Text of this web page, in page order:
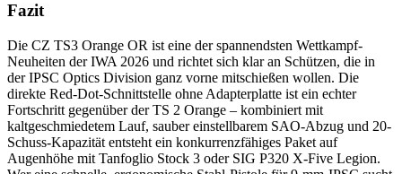
Fazit
Die CZ TS3 Orange OR ist eine der spannendsten Wettkampf-
Neuheiten der IWA 2026 und richtet sich klar an Schützen, die in
der IPSC Optics Division ganz vorne mitschießen wollen. Die
direkte Red-Dot-Schnittstelle ohne Adapterplatte ist ein echter
Fortschritt gegenüber der TS 2 Orange – kombiniert mit
kaltgeschmiedetem Lauf, sauber einstellbarem SAO-Abzug und 20-
Schuss-Kapazität entsteht ein konkurrenzfähiges Paket auf
Augenhöhe mit Tanfoglio Stock 3 oder SIG P320 X-Five Legion.